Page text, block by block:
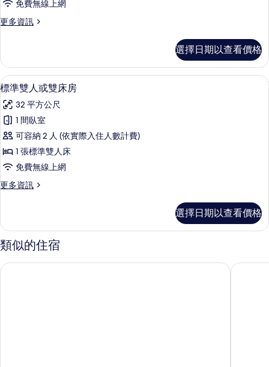
相
片
情
櫚
景
房
的
所
有
相
片
免費無線上網
更多資訊
更
棕
櫚
海
房
的
詳
情
選擇日期以查看價格
顯
示
標
準
雙
人
雙
房
的
所
有
標準雙人或雙床房 | 迷你吧、客房內
4
標準雙人或雙床房
32 平方公尺
1 間臥室
可容納 2 人 (依實際入住人數計費)
1 張標準雙人床
免費無線上網
更多資訊
更
雙
人
或
床
選擇日期以查看價格
類似的住宿
蘇裡麥丹渡假村 索里亞